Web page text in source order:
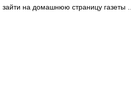
зайти на домашнюю страницу газеты …